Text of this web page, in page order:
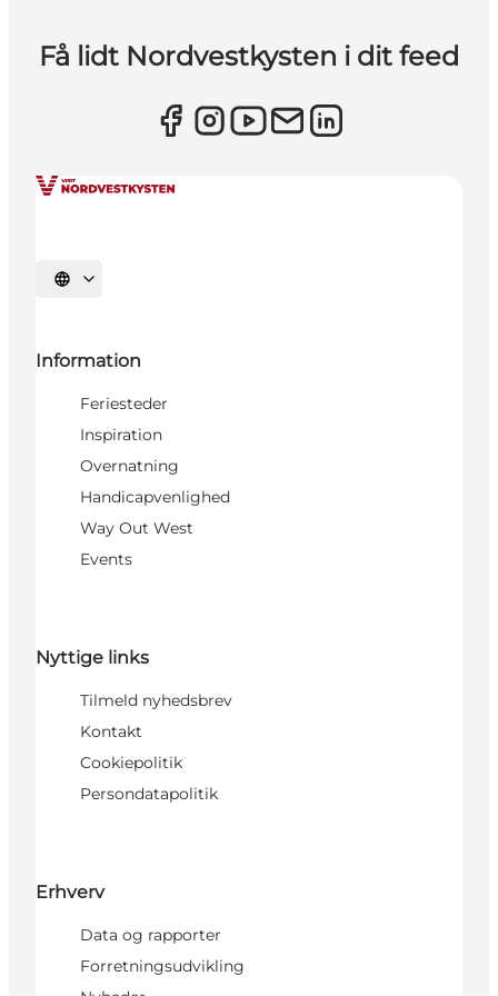
Få lidt Nordvestkysten i dit feed
Vælg sprog
Information
Feriesteder
Inspiration
Overnatning
Handicapvenlighed
Way Out West
Events
Nyttige links
Tilmeld nyhedsbrev
Kontakt
Cookiepolitik
Persondatapolitik
Erhverv
Data og rapporter
Forretningsudvikling